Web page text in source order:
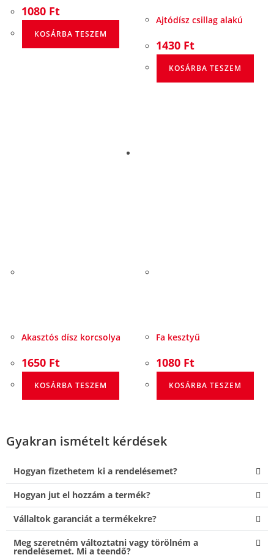
1080 Ft
KOSÁRBA TESZEM
Ajtódísz csillag alakú
1430 Ft
KOSÁRBA TESZEM
Akasztós dísz korcsolya
1650 Ft
KOSÁRBA TESZEM
Fa kesztyű
1080 Ft
KOSÁRBA TESZEM
Gyakran ismételt kérdések
Hogyan fizethetem ki a rendelésemet?
Hogyan jut el hozzám a termék?
Vállaltok garanciát a termékekre?
Meg szeretném változtatni vagy törölném a
rendelésemet. Mi a teendő?